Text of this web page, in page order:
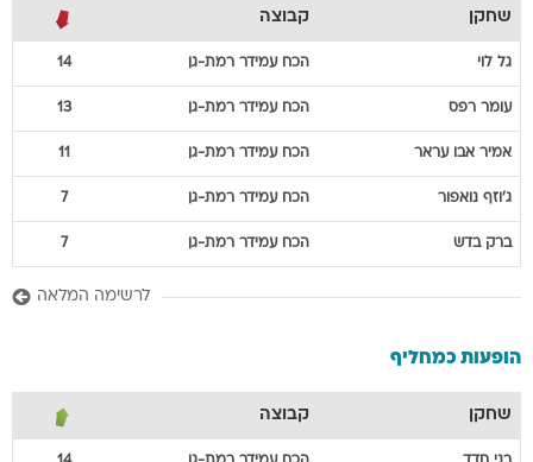
שחקן קבוצה
גל לוי הכח עמידר רמת-גן 14
עומר רפס הכח עמידר רמת-גן 13
אמיר אבו עראר הכח עמידר רמת-גן 11
ג'וזף נואפור הכח עמידר רמת-גן 7
ברק בדש הכח עמידר רמת-גן 7
לרשימה המלאה
הופעות כמחליף
שחקן קבוצה